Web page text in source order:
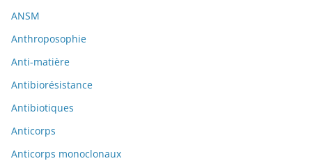
ANSM
Anthroposophie
Anti-matière
Antibiorésistance
Antibiotiques
Anticorps
Anticorps monoclonaux